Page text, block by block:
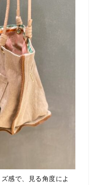
感で、見る角度によ